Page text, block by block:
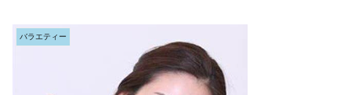
バラエティー